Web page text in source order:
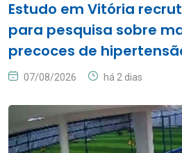
Estudo em Vitória
para pesquisa sobre
precoces de
07/08/2026 há 2 dias